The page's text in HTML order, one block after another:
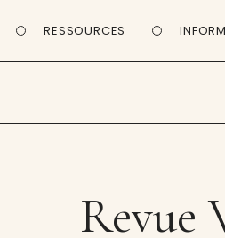
RESSOURCES
Revue